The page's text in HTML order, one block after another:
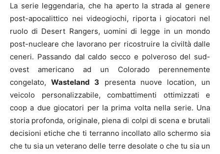
La serie leggendaria, che ha aperto la strada al genere
post-apocalittico nei videogiochi, riporta i giocatori nel
ruolo di Desert Rangers, uomini di legge in un mondo
post-nucleare che lavorano per ricostruire la civiltà dalle
ceneri. Passando dal caldo secco e polveroso del sud-
ovest americano ad un Colorado perennemente
congelato,Wasteland 3 presenta nuove location, un
veicolo personalizzabile, combattimenti ottimizzati e
coop a due giocatori per la prima volta nella serie. Una
storia profonda, originale, piena di colpi di scena e brutali
decisioni etiche che ti terranno incollato allo schermo sia
che tu sia un veterano delle terre desolate o che tu sia un